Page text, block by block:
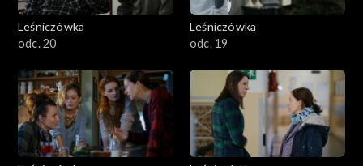
Leśniczówka
odc. 20
Leśniczówka
odc. 19